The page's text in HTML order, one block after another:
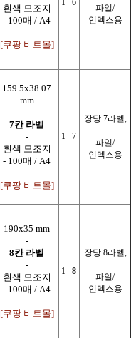
흰색 모조지
- 100매 / A4
[쿠팡 비트몰]
1 6
파일/
인덱스용
159.5x38.07
mm
7칸 라벨
-
흰색 모조지
- 100매 / A4
[쿠팡 비트몰]
1 7
장당 7라벨,
파일/
인덱스용
190x35 mm
-
8칸 라벨
-
흰색 모조지
- 100매 / A4
[쿠팡 비트몰]
1 8
장당 8라벨,
파일/
인덱스용